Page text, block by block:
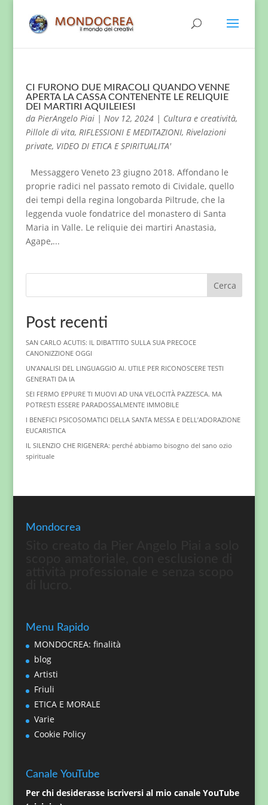
CI FURONO DUE MIRACOLI QUANDO VENNE
APERTA LA CASSA CONTENENTE LE RELIQUIE
DEI MARTIRI AQUILEIESI
da PierAngelo Piai| Nov 12, 2024| Cultura e creatività,
Pillole di vita, RIFLESSIONI E MEDITAZIONI, Rivelazioni
private, VIDEO DI ETICA E SPIRITUALITA'
Messaggero Veneto 23 giugno 2018. Affondano le
proprie radici nel passato remoto di Cividale, quello
dei tempi della regina longobarda Piltrude, che la
leggenda vuole fondatrice del monastero di Santa
Maria in Valle. Le reliquie dei martiri Anastasia,
Agape,...
Cerca
Post recenti
SAN CARLO ACUTIS: IL DIBATTITO SULLA SUA PRECOCE
CANONIZZIONE OGGI
UN’ANALISI DEL LINGUAGGIO AI. UTILE PER RICONOSCERE TESTI
GENERATI DA IA
SEI FERMO EPPURE TI MUOVI AD UNA VELOCITÀ PAZZESCA. MA
POTRESTI ESSERE PARADOSSALMENTE IMMOBILE
I BENEFICI PSICOSOMATICI DELLA SANTA MESSA E DELL’ADORAZIONE
EUCARISTICA
IL SILENZIO CHE RIGENERA: perché abbiamo bisogno del sano ozio
spirituale
Mondocrea
Menu Rapido
MONDOCREA: finalità
blog
Artisti
Friuli
ETICA E MORALE
Varie
Cookie Policy
Canale YouTube
Per chi desiderasse iscriversi al mio canale YouTube